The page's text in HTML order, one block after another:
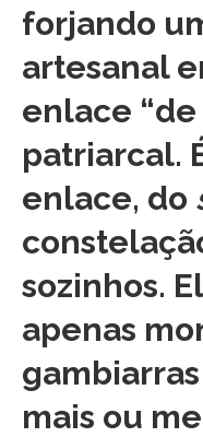
forjando
artesanal
enlace
patriarcal.
enlace, do
sozinhos.
apenas
mais ou